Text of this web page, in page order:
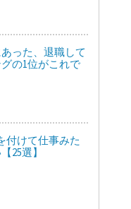
った、退職して
の1位がこれで
付けて仕事みた
25選】